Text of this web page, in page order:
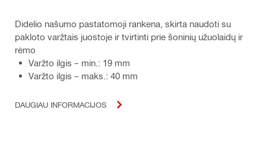
Didelio našumo pastatomoji rankena, skirta naudoti su
pakloto varžtais juostoje ir tvirtinti prie šoninių užuolaidų ir
rėmo
Varžto ilgis – min.: 19 mm
Varžto ilgis – maks.: 40 mm
DAUGIAU INFORMACIJOS